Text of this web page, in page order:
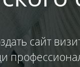
сайт